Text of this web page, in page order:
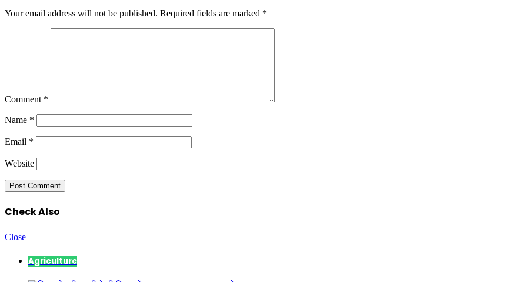
Your email address will not be published. Required fields are marked *
Comment *
Name *
Email *
Website
Check Also
Close
Agriculture